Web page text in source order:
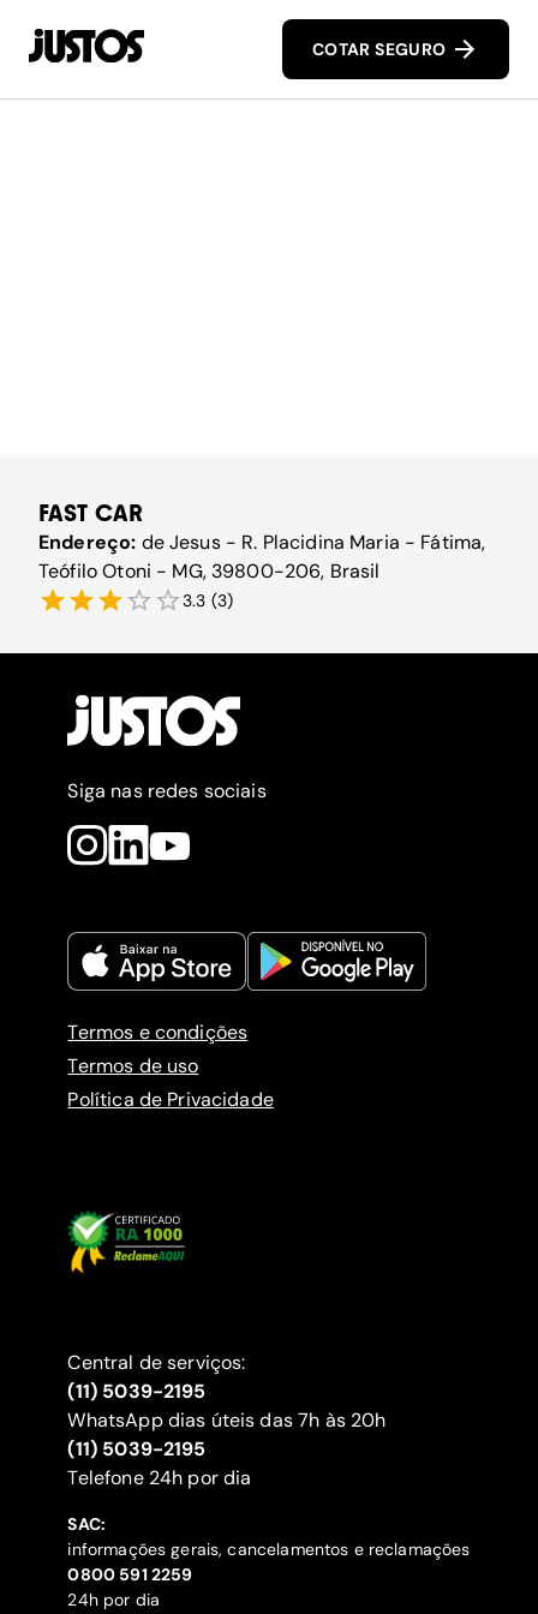
COTAR SEGURO
FAST CAR
Endereço: de Jesus - R. Placidina Maria - Fátima,
Teófilo Otoni - MG, 39800-206, Brasil
3.3 (3)
Siga nas redes sociais
Termos e condições
Termos de uso
Política de Privacidade
Central de serviços:
(11) 5039-2195
WhatsApp dias úteis das 7h às 20h
(11) 5039-2195
‍Telefone 24h por dia
SAC:
informações gerais, cancelamentos e reclamações
‍0800 591 2259
24h por dia